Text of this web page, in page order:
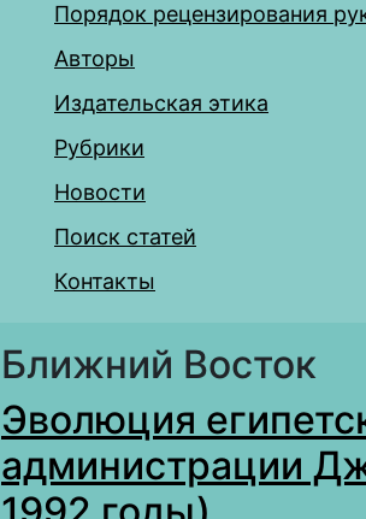
Порядок рецензирования
Авторы
Издательская этика
Рубрики
Новости
Поиск статей
Контакты
Ближний Восток
Эволюция
администрации